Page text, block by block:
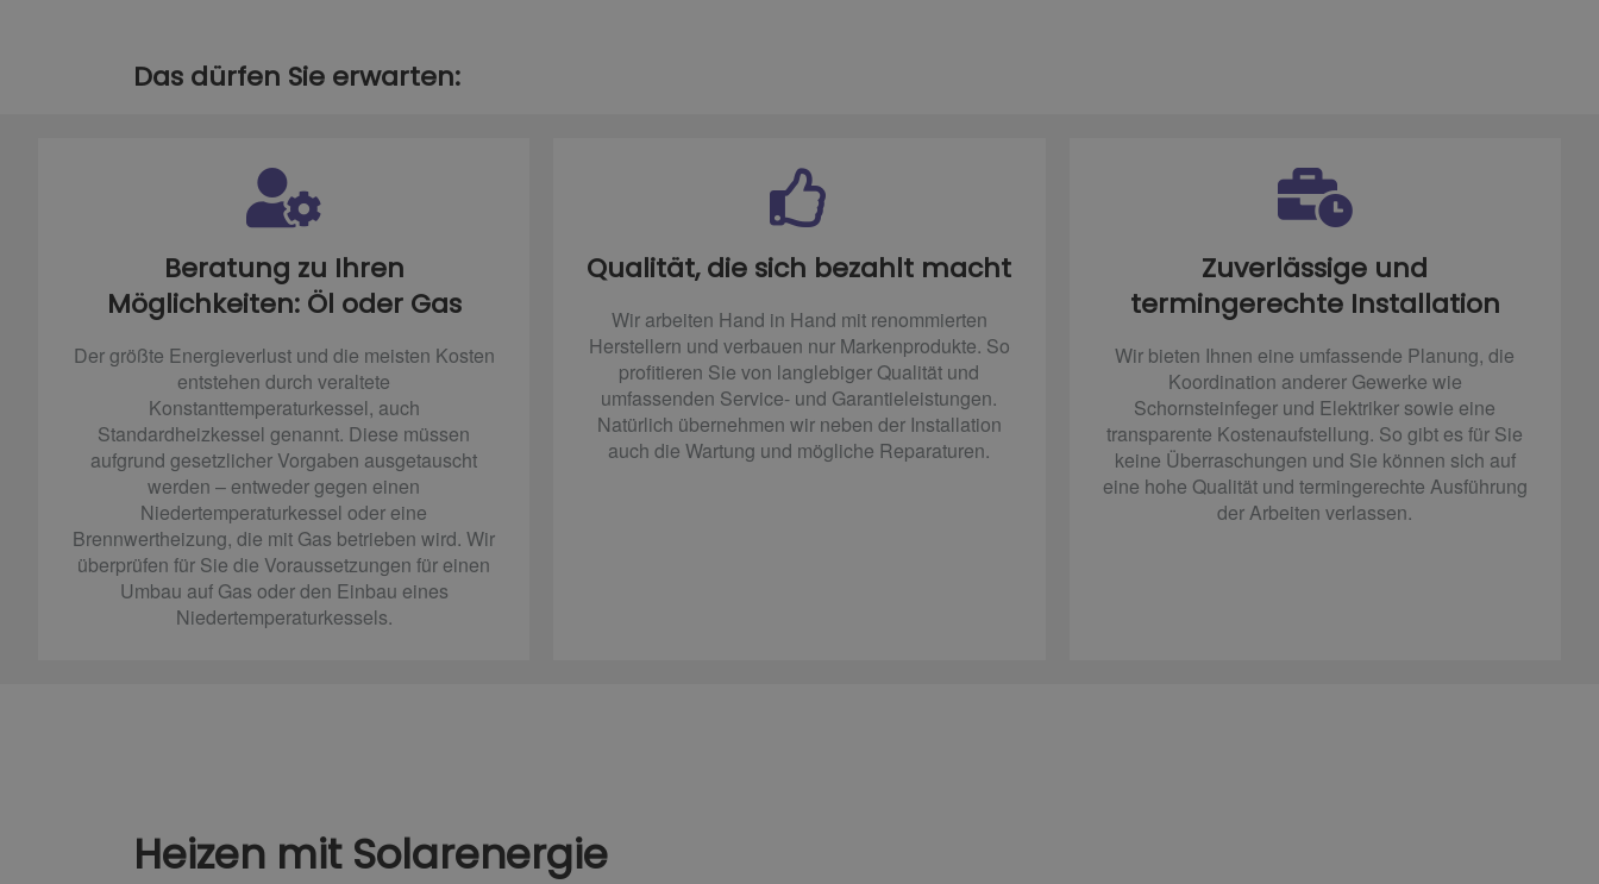
Das dürfen Sie erwarten:
Beratung zu Ihren
Möglichkeiten: Öl oder Gas
Der größte Energieverlust und die meisten Kosten
entstehen durch veraltete
Konstanttemperaturkessel, auch
Standardheizkessel genannt. Diese müssen
aufgrund gesetzlicher Vorgaben ausgetauscht
werden – entweder gegen einen
Niedertemperaturkessel oder eine
Brennwertheizung, die mit Gas betrieben wird. Wir
überprüfen für Sie die Voraussetzungen für einen
Umbau auf Gas oder den Einbau eines
Niedertemperaturkessels.
Qualität, die sich bezahlt macht
Wir arbeiten Hand in Hand mit renommierten
Herstellern und verbauen nur Markenprodukte. So
profitieren Sie von langlebiger Qualität und
umfassenden Service- und Garantieleistungen.
Natürlich übernehmen wir neben der Installation
auch die Wartung und mögliche Reparaturen.
Zuverlässige und
termingerechte Installation
Wir bieten Ihnen eine umfassende Planung, die
Koordination anderer Gewerke wie
Schornsteinfeger und Elektriker sowie eine
transparente Kostenaufstellung. So gibt es für Sie
keine Überraschungen und Sie können sich auf
eine hohe Qualität und termingerechte Ausführung
der Arbeiten verlassen.
Heizen mit Solarenergie